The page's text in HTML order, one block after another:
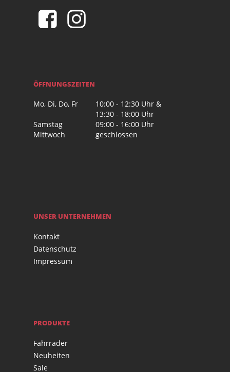
ÖFFNUNGSZEITEN
Mo, Di, Do, Fr
10:00 - 12:30 Uhr &
13:30 - 18:00 Uhr
Samstag
09:00 - 16:00 Uhr
Mittwoch
geschlossen
UNSER UNTERNEHMEN
Kontakt
Datenschutz
Impressum
PRODUKTE
Fahrräder
Neuheiten
Sale